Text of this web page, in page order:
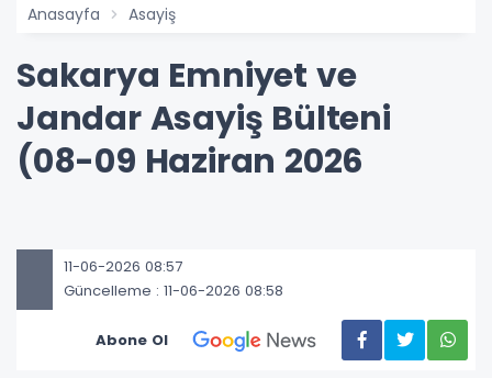
Anasayfa Asayiş
Sakarya Emniyet ve
Jandar Asayiş Bülteni
(08-09 Haziran 2026
11-06-2026 08:57
Güncelleme : 11-06-2026 08:58
Abone Ol